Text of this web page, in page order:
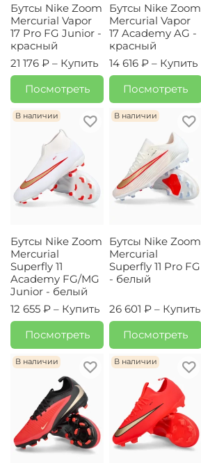
Бутсы Nike Zoom
Mercurial Vapor
17 Pro FG Junior -
красный
21 176 ₽ – Купить
Посмотреть
Бутсы Nike Zoom
Mercurial Vapor
17 Academy AG -
красный
14 616 ₽ – Купить
Посмотреть
В наличии
Бутсы Nike Zoom
Mercurial
Superfly 11
Academy FG/MG
Junior - белый
12 655 ₽ – Купить
Посмотреть
В наличии
Бутсы Nike Zoom
Mercurial
Superfly 11 Pro FG
- белый
26 601 ₽ – Купить
Посмотреть
В наличии В наличии